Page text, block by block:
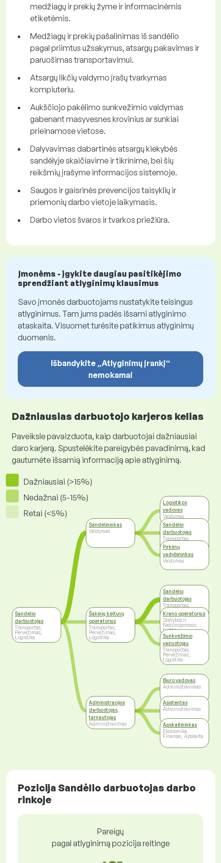
medžiagų ir prekių žyme ir informacinėmis
etiketėmis.
Medžiagų ir prekių pašalinimas iš sandėlio
pagal priimtus užsakymus, atsargų pakavimas ir
paruošimas transportavimui.
Atsargų likčių valdymo įrašų tvarkymas
kompiuteriu.
Aukščiojo pakėlimo sunkvežimio valdymas
gabenant masyvesnes krovinius ar sunkiai
prieinamose vietose.
Dalyvavimas dabartinės atsargų kiekybės
sandėlyje skaičiavime ir tikrinime, bei šių
reikšmių įrašyme informacijos sistemoje.
Saugos ir gaisrinės prevencijos taisyklių ir
priemonių darbo vietoje laikymasis.
Darbo vietos švaros ir tvarkos priežiūra.
Įmonėms - įgykite daugiau pasitikėjimo
sprendžiant atlyginimų klausimus
Savo įmonės darbuotojams nustatykite teisingus
atlyginimus. Tam jums padės išsami atlyginimo
ataskaita. Visuomet turėsite patikimus atlyginimų
duomenis.
Išbandykite „Atlyginimų įrankį“
nemokamai
Dažniausias darbuotojo karjeros kelias
Paveiksle pavaizduota, kaip darbuotojai dažniausiai
daro karjerą. Spustelėkite pareigybės pavadinimą, kad
gautumėte išsamią informaciją apie atlyginimą.
Dažniausiai (>15%)
Nedažnai (5-15%)
Retai (<5%)
Sandėlio
darbuotojas
Transportas,
Pervežimas,
Logistika
Sandėlininkas
Valdymas
Šakinių keltuvų
operatorius
Transportas,
Pervežimas,
Logistika
Administracijos
darbuotojas,
tarnautojas
Administravimas
Logistikos
vadovas
Valdymas
Sandėlio
darbuotojas
Transportas,
Pervežimas,
Logistika
Pirkimų
vadybininkas
Valdymas
Sandėlio
darbuotojas
Transportas,
Pervežimas,
Logistika
Krano operatorius
Statybos ir
Nekilnojamasis
turtas
Sunkvežimio
vairuotojas
Transportas,
Pervežimas,
Logistika
Biuro vadovas
Administravimas
Asistentas
Administravimas
Apskaitininkas
Ekonomika,
Finansai, Apskaita
Pozicija Sandėlio darbuotojas darbo
rinkoje
Pareigų
pagal atlyginimą pozicija reitinge